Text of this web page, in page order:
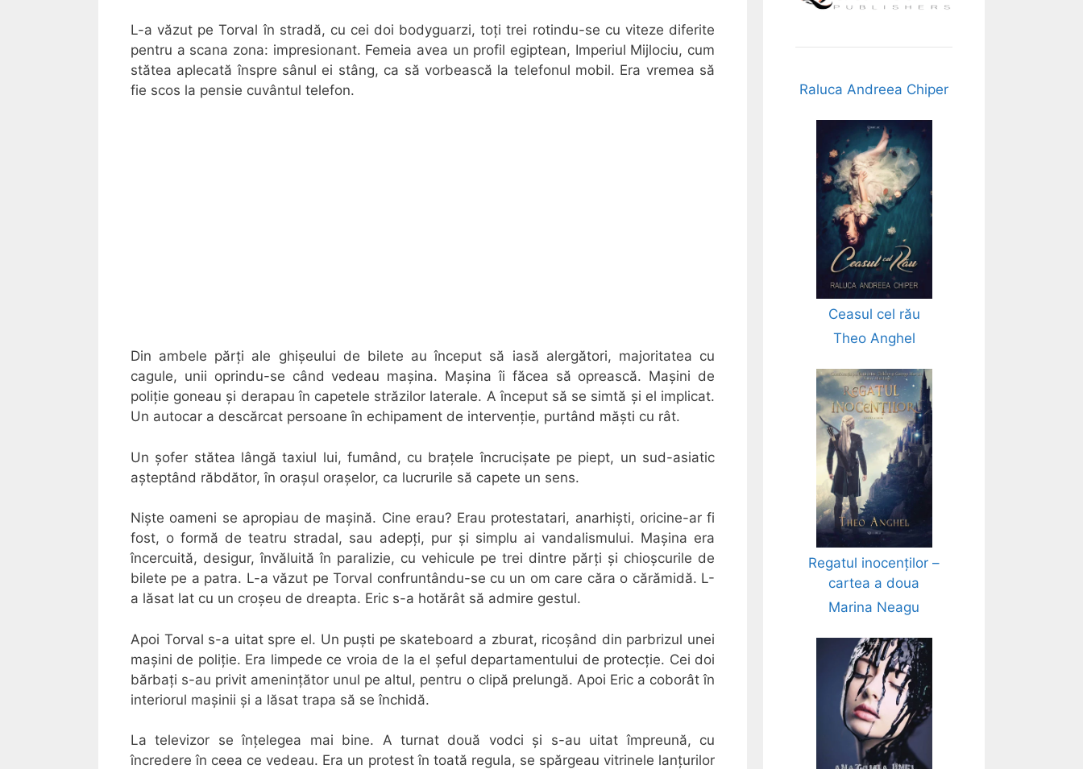
L-a văzut pe Torval în stradă, cu cei doi bodyguarzi, toți trei rotindu-se cu viteze diferite
pentru a scana zona: impresionant. Femeia avea un profil egiptean, Imperiul Mijlociu, cum
stătea aplecată înspre sânul ei stâng, ca să vorbească la telefonul mobil. Era vremea să
fie scos la pensie cuvântul telefon.
Din ambele părți ale ghișeului de bilete au început să iasă alergători, majoritatea cu
cagule, unii oprindu-se când vedeau mașina. Mașina îi făcea să oprească. Mașini de
poliție goneau și derapau în capetele străzilor laterale. A început să se simtă și el implicat.
Un autocar a descărcat persoane în echipament de intervenție, purtând măști cu rât.
Un șofer stătea lângă taxiul lui, fumând, cu brațele încrucișate pe piept, un sud-asiatic
așteptând răbdător, în orașul orașelor, ca lucrurile să capete un sens.
Niște oameni se apropiau de mașină. Cine erau? Erau protestatari, anarhiști, oricine-ar fi
fost, o formă de teatru stradal, sau adepți, pur și simplu ai vandalismului. Mașina era
încercuită, desigur, învăluită în paralizie, cu vehicule pe trei dintre părți și chioșcurile de
bilete pe a patra. L-a văzut pe Torval confruntându-se cu un om care căra o cărămidă. L-
a lăsat lat cu un croșeu de dreapta. Eric s-a hotărât să admire gestul.
Apoi Torval s-a uitat spre el. Un puști pe skateboard a zburat, ricoșând din parbrizul unei
mașini de poliție. Era limpede ce vroia de la el șeful departamentului de protecție. Cei doi
bărbați s-au privit amenințător unul pe altul, pentru o clipă prelungă. Apoi Eric a coborât în
interiorul mașinii și a lăsat trapa să se închidă.
La televizor se înțelegea mai bine. A turnat două vodci și s-au uitat împreună, cu
încredere în ceea ce vedeau. Era un protest în toată regula, se spărgeau vitrinele lanțurilor
Raluca Andreea Chiper
Ceasul cel rău
Theo Anghel
Regatul inocenților –
cartea a doua
Marina Neagu